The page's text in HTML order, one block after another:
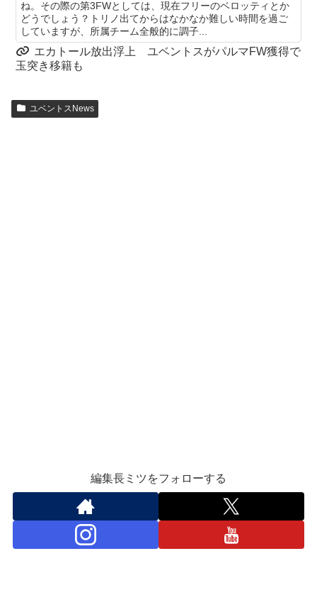
ね。その際の第3FWとしては、現在フリーのベロッティとか
どうでしょう？トリノ出てからはなかなか難しい時間を過ご
していますが、所属チーム全般的に調子...
エカトール放出浮上 ユベントスがパルマFW獲得で
玉突き移籍も
ユベントスNews
編集長ミツをフォローする